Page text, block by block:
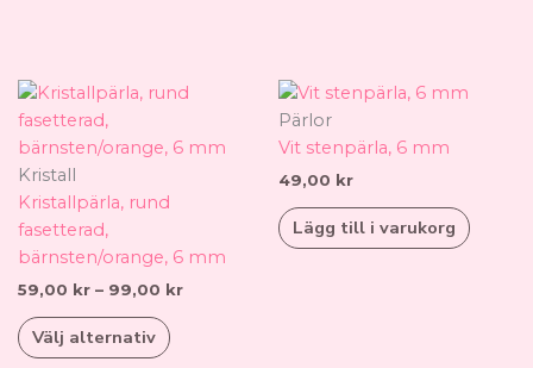
Kristall
Kristallpärla, rund
fasetterad,
bärnsten/orange, 6 mm
59,00 kr – 99,00 kr
Prisintervall:
99,00 kr
Välj alternativ
Den
produkten
flera
De
olika
kan
Pärlor
Vit stenpärla, 6 mm
49,00 kr
Lägg till i varukorg